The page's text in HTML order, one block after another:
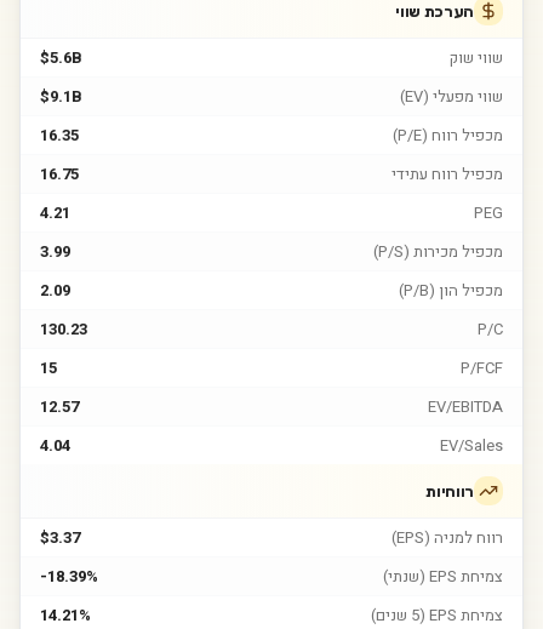
הערכת שווי
שווי שוק
$5.6B
שווי מפעלי (EV)
$9.1B
מכפיל רווח (P/E)
16.35
מכפיל רווח עתידי
16.75
PEG
4.21
מכפיל מכירות (P/S)
3.99
מכפיל הון (P/B)
2.09
P/C
130.23
P/FCF
15
EV/EBITDA
12.57
EV/Sales
4.04
רווחיות
רווח למניה (EPS)
$3.37
צמיחת EPS (שנתי)
-18.39%
צמיחת EPS (5 שנים)
14.21%